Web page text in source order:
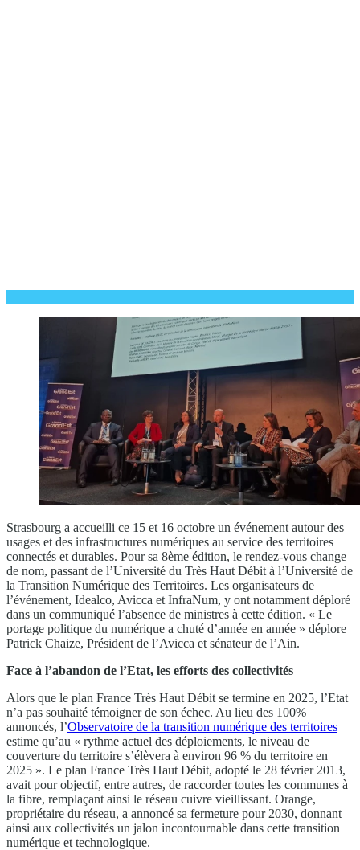
Strasbourg a accueilli ce 15 et 16 octobre un événement autour des
usages et des infrastructures numériques au service des territoires
connectés et durables. Pour sa 8ème édition, le rendez-vous change
de nom, passant de l’Université du Très Haut Débit à l’Université de
la Transition Numérique des Territoires. Les organisateurs de
l’événement, Idealco, Avicca et InfraNum, y ont notamment déploré
dans un communiqué l’absence de ministres à cette édition. « Le
portage politique du numérique a chuté d’année en année » déplore
Patrick Chaize, Président de l’Avicca et sénateur de l’Ain.
Face à l’abandon de l’Etat, les efforts des collectivités
Alors que le plan France Très Haut Débit se termine en 2025, l’Etat
n’a pas souhaité témoigner de son échec. Au lieu des 100%
annoncés, l’Observatoire de la transition numérique des territoires
estime qu’au « rythme actuel des déploiements, le niveau de
couverture du territoire s’élèvera à environ 96 % du territoire en
2025 ». Le plan France Très Haut Débit, adopté le 28 février 2013,
avait pour objectif, entre autres, de raccorder toutes les communes à
la fibre, remplaçant ainsi le réseau cuivre vieillissant. Orange,
propriétaire du réseau, a annoncé sa fermeture pour 2030, donnant
ainsi aux collectivités un jalon incontournable dans cette transition
numérique et technologique.